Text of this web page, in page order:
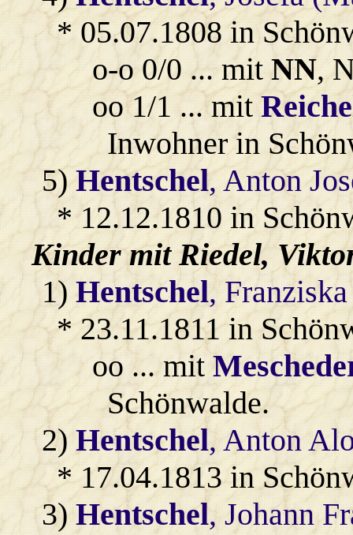
* 05.07.1808 in
o-o 0/0 ... mitNN,
oo 1/1 ... mit
Inwohner in
5)Hentschel, Anton
* 12.12.1810 in
Kinder mit Riedel,
1)Hentschel,
* 23.11.1811 in
oo ... mit
Schönwalde.
2)Hentschel, Anton
* 17.04.1813 in
3)Hentschel, Johann